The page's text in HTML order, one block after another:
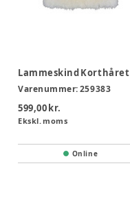
Lammeskind Korthåret
Varenummer:259383
599,00 kr.
Ekskl. moms
Online